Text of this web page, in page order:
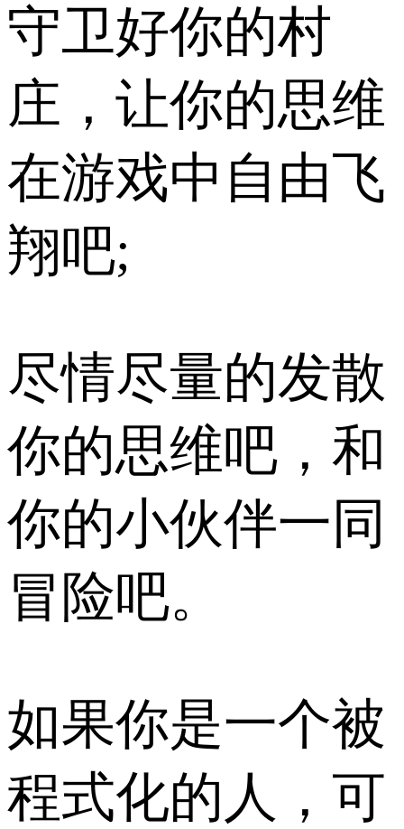
守卫好你的村
庄，让你的思维
在游戏中自由飞
翔吧;
尽情尽量的发散
你的思维吧，和
你的小伙伴一同
冒险吧。
如果你是一个被
程式化的人，可